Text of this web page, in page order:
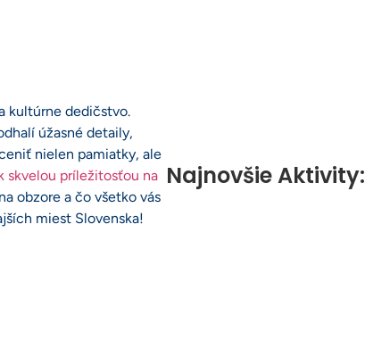
kultúrne dedičstvo.
úžasné detaily,
nielen pamiatky, ale
skvelou príležitosťou na
obzore a čo všetko vás
miest Slovenska!
Najnovšie Aktivity: